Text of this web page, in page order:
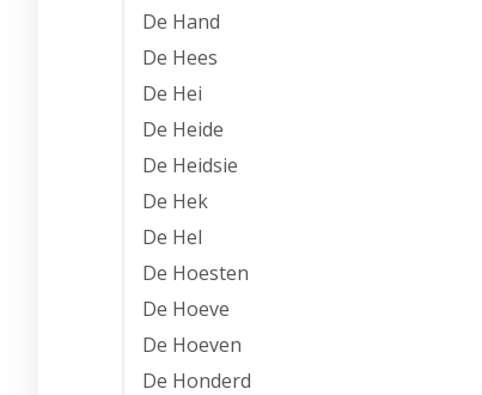
De Hand
De Hees
De Hei
De Heide
De Heidsie
De Hek
De Hel
De Hoesten
De Hoeve
De Hoeven
De Honderd